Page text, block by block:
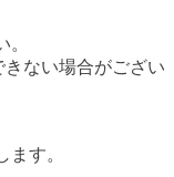
ない場合がござい
す。